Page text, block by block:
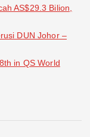
AS$29.3 Bilion,
DUN Johor –
in QS World